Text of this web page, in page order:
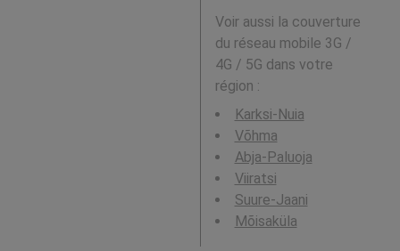
Voir aussi la couverture
du réseau mobile 3G /
4G / 5G dans votre
région :
Karksi-Nuia
Võhma
Abja-Paluoja
Viiratsi
Suure-Jaani
Mõisaküla